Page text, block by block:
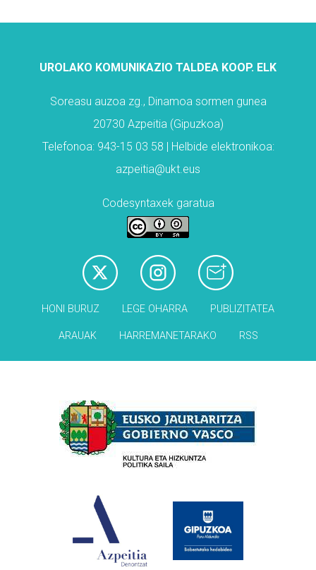
UROLAKO KOMUNIKAZIO TALDEA KOOP. ELK
Soreasu auzoa zg., Dinamoa sormen gunea
20730 Azpeitia (Gipuzkoa)
Telefonoa: 943-15 03 58 | Helbide elektronikoa:
azpeitia@ukt.eus
Codesyntaxek garatua
HONI BURUZ LEGE OHARRA PUBLIZITATEA
ARAUAK HARREMANETARAKO RSS